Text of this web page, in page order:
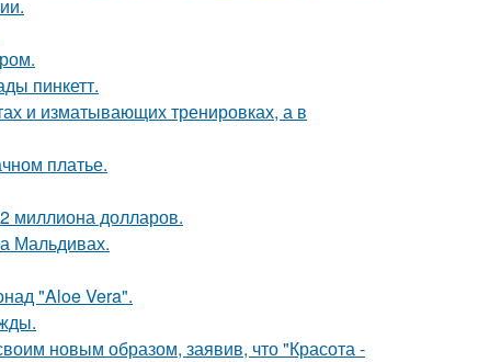
пинкетт.
и изматывающих тренировках, а в
платье.
миллиона долларов.
Мальдивах.
"Aloe Vera".
новым образом, заявив, что "Красота -